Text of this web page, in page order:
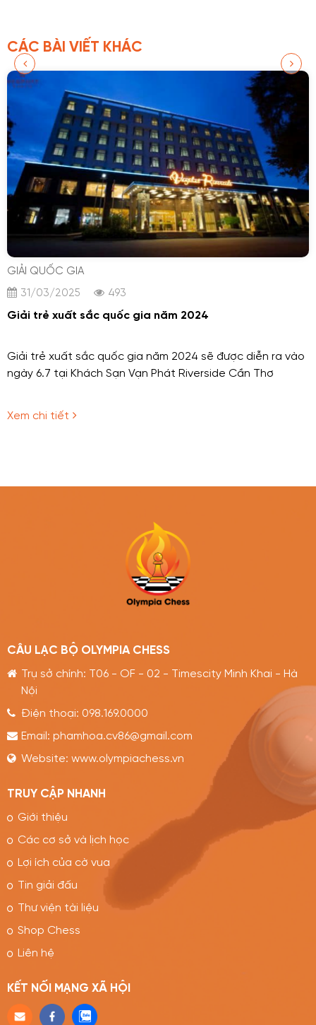
CÁC BÀI VIẾT KHÁC
GIẢI QUỐC GIA
31/03/2025
493
Giải trẻ xuất sắc quốc gia năm 2024
Giải trẻ xuất sắc quốc gia năm 2024 sẽ được diễn ra vào
ngày 6.7 tại Khách Sạn Vạn Phát Riverside Cần Thơ
Xem chi tiết
CÂU LẠC BỘ OLYMPIA CHESS
Trụ sở chính: T06 - OF - 02 - Timescity Minh Khai - Hà
Nội
Điện thoại: 098.169.0000
Email: phamhoa.cv86@gmail.com
Website: www.olympiachess.vn
TRUY CẬP NHANH
Giới thiệu
Các cơ sở và lịch học
Lợi ích của cờ vua
Tin giải đấu
Thư viện tài liệu
Shop Chess
Liên hệ
KẾT NỐI MẠNG XÃ HỘI